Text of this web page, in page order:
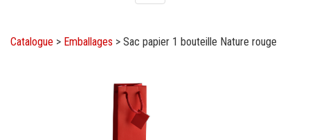
navigation
Catalogue > Emballages > Sac papier 1 bouteille Nature rouge